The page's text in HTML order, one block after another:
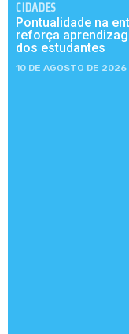
CIDADES
Pontualidade na
reforça
dos estudantes
10 DE AGOSTO DE 2026